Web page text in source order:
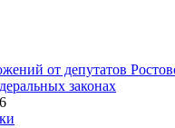
от депутатов
законах